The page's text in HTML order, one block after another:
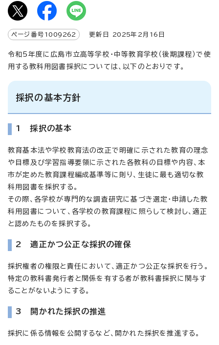
ページ番号 1009262 更新日 2025年2月 16 日
令和5年度に広島市立高等学校・中等教育学校（後期課程）で使
用する教科用図書採択については、以下のとおりです。
採択の基本方針
1 採択の基本
教育基本法や学校教育法の改正で明確に示された教育の理念
や目標及び学習指導要領に示された各教科の目標や内容、本
市が定めた教育課程編成基準等に則り、生徒に最も適切な教
科用図書を採択する。
その際、各学校が専門的な調査研究に基づき選定・申請した教
科用図書について、各学校の教育課程に照らして検討し、適正
と認めたものを採択する。
2 適正かつ公正な採択の確保
採択権者の権限と責任において、適正かつ公正な採択を行う。
特定の教科書発行者と関係を有する者が教科書採択に関与す
ることがないようにする。
3 開かれた採択の推進
採択に係る情報を公開するなど、開かれた採択を推進する。